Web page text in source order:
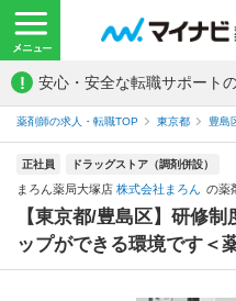
! 安心・安全な転職サポート
薬剤師の求人・転職TOP 東京都 豊島
正社員 ドラッグストア（調剤併設）
まろん薬局大塚店 株式会社まろん の薬
【東京都/豊島区】研修
ップができる環境です＜